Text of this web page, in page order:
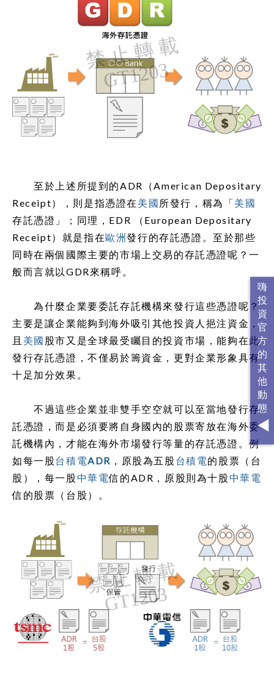
至於上述所提到的ADR（American Depositary
Receipt），則是指憑證在 美國 所發行，稱為「美國
存託憑證」；同理，EDR （European Depositary
Receipt）就是指在歐洲發行的存託憑證。至於那些
同時在兩個國際主要的市場上交易的存託憑證呢？一
般而言就以GDR來稱呼。
為什麼企業要委託存託機構來發行這些憑證呢？
主要是讓企業能夠到海外吸引其他投資人挹注資金，
且 美國 股市又是全球最受矚目的投資市場，能夠在此
發行存託憑證，不僅易於籌資金，更對企業形象具有
十足加分效果。
不過這些企業並非雙手空空就可以至當地發行存
託憑證，而是必須要將自身國內的股票寄放在海外委
託機構內，才能在海外市場發行等量的存託憑證。例
如每一股台積電ADR ，原股為五股 台積電的股票（台
股），每一股中華電信的ADR，原股則為十股中華電
信的股票（台股）。